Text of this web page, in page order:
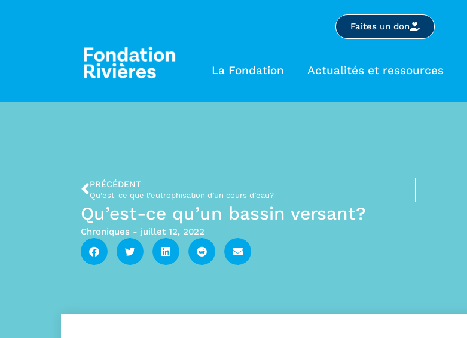
Faites un don
La Fondation Actualités et ressources
PRÉCÉDENT
Qu’est-ce que l’eutrophisation d’un cours d’eau?
Qu’est-ce qu’un bassin versant?
Chroniques - juillet 12, 2022